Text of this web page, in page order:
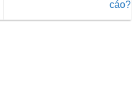
cáo?